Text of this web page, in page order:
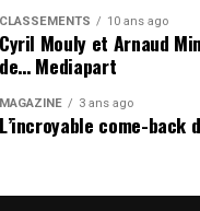
CLASSEMENTS 10 ans ago
Cyril Mouly et Arnaud
de… Mediapart
MAGAZINE 3 ans ago
L’incroyable come-back